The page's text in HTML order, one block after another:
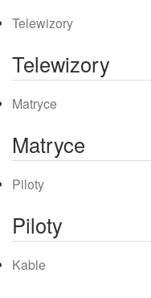
Telewizory
Telewizory
Matryce
Matryce
Piloty
Piloty
Kable